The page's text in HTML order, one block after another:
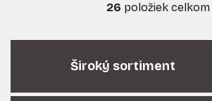
O
l
á
d
a
26 položiek celkom
Široký sortiment